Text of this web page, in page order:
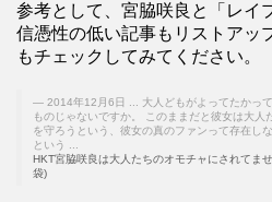
参考として、宮脇咲良と「レイ
信憑性の低い記事もリストアッ
もチェックしてみてください。
2014年12月6日 ... 大人どもがよってたかっ
ものじゃないですか。 このままだと彼女は大
を守ろうという、彼女の真のファンって存在し
という ...
HKT宮脇咲良は大人たちのオモチャにされてま
袋)